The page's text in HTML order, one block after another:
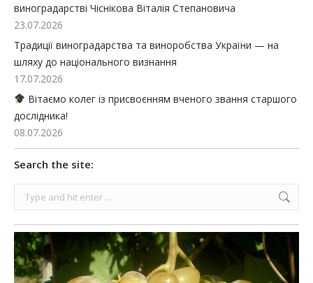
виноградарстві Чіснікова Віталія Степановича
23.07.2026
Традиції виноградарства та виноробства України — на
шляху до національного визнання
17.07.2026
Вітаємо колег із присвоєнням вченого звання старшого
дослідника!
08.07.2026
Search the site: